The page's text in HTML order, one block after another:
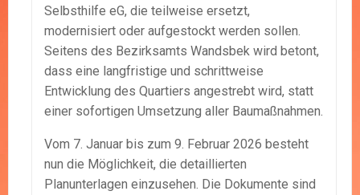
Selbsthilfe eG, die teilweise ersetzt,
modernisiert oder aufgestockt werden sollen.
Seitens des Bezirksamts Wandsbek wird betont,
dass eine langfristige und schrittweise
Entwicklung des Quartiers angestrebt wird, statt
einer sofortigen Umsetzung aller Baumaßnahmen.
Vom 7. Januar bis zum 9. Februar 2026 besteht
nun die Möglichkeit, die detaillierten
Planunterlagen einzusehen. Die Dokumente sind